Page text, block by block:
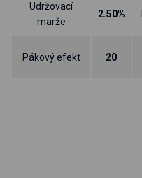
Udržovací
marže
2.50%
Pákový efekt 20